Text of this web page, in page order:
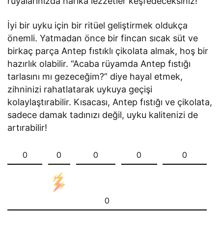
İyi bir uyku için bir ritüel geliştirmek oldukça
önemli. Yatmadan önce bir fincan sıcak süt ve
birkaç parça Antep fıstıklı çikolata almak, hoş bir
hazırlık olabilir. “Acaba rüyamda Antep fıstığı
tarlasını mı gezeceğim?” diye hayal etmek,
zihninizi rahatlatarak uykuya geçişi
kolaylaştırabilir. Kısacası, Antep fıstığı ve çikolata,
sadece damak tadınızı değil, uyku kalitenizi de
artırabilir!
0 0 0 0 0
0